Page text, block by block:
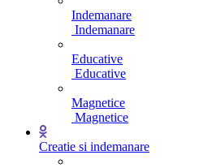
Indemanare
Indemanare
Educative
Educative
Magnetice
Magnetice
Creatie si indemanare